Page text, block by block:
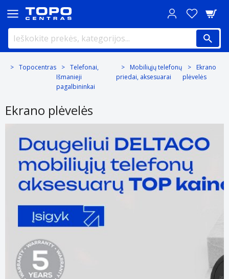
Topocentras
Telefonai,
Išmanieji
pagalbininkai
Mobiliųjų telefonų
priedai, aksesuarai
Ekrano
plėvelės
Ekrano plėvelės